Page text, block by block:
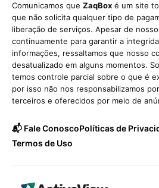
Comunicamos que ZaqBox é um site
que não solicita qualquer tipo de
liberação de serviços. Apesar de
continuamente para garantir a
informações, ressaltamos que nosso
desatualizado em alguns momentos.
temos controle parcial sobre o que é
por isso não nos responsabilizamos
terceiros e oferecidos por meio de
📬 Fale ConoscoPolíticas de
Termos de Uso